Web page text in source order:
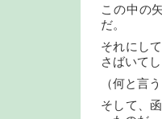
この中の
だ。
それにし
さばいてし
（何と言
そして、